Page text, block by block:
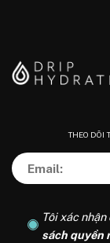
THEO DÕI
Tôi xác
sách quyền